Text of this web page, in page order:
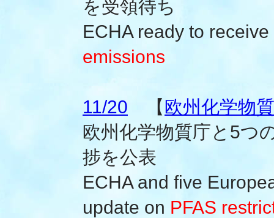
を受領待ち
ECHA ready to
emissions
11/20 【欧州化学物
欧州化学物質庁と5つ
捗を公表
ECHA and five
update on PFAS